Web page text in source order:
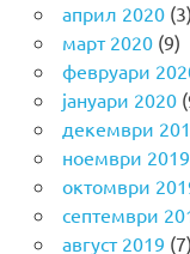
април 2020(3)
март 2020(9)
февруари
јануари 2020
декември
ноември 2019
октомври
септември
август 2019 (7)